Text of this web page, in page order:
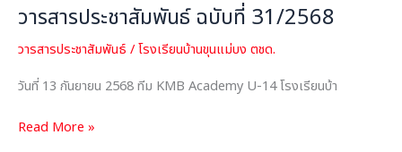
วารสารประชาสัมพันธ์ ฉบับที่ 31/2568
วารสารประชาสัมพันธ์ /โรงเรียนบ้านขุนแม่บง ตชด.
วันที่ 13 กันยายน 2568 ทีม KMB Academy U-14 โรงเรียนบ้า
ฉบับ
31/2568
Read More »